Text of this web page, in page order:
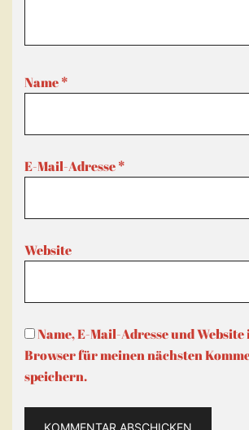
Name*
E-Mail-Adresse*
Website
Name, E-Mail-Adresse und Website
Browser für meinen nächsten
speichern.